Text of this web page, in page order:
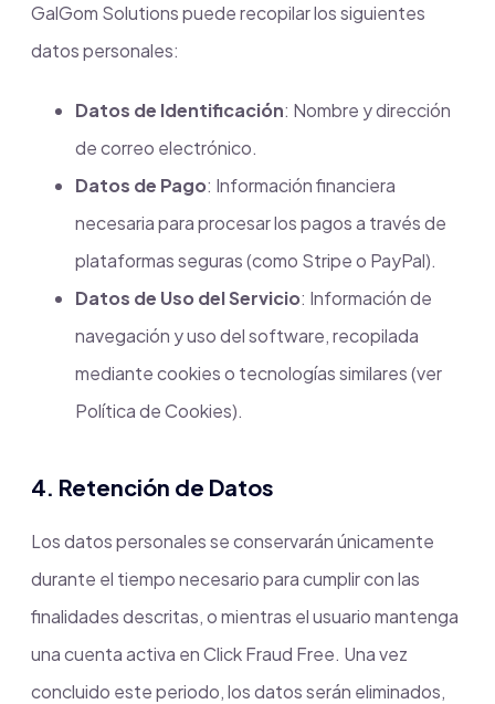
GalGom Solutions puede recopilar los siguientes
datos personales:
Datos de Identificación: Nombre y dirección
de correo electrónico.
Datos de Pago: Información financiera
necesaria para procesar los pagos a través de
plataformas seguras (como Stripe o PayPal).
Datos de Uso del Servicio: Información de
navegación y uso del software, recopilada
mediante cookies o tecnologías similares (ver
Política de Cookies).
4. Retención de Datos
Los datos personales se conservarán únicamente
durante el tiempo necesario para cumplir con las
finalidades descritas, o mientras el usuario mantenga
una cuenta activa en Click Fraud Free. Una vez
concluido este periodo, los datos serán eliminados,